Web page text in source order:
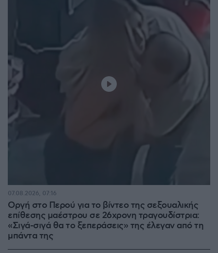
Οργή στο Περού για το βίντεο της σεξουαλικής
επίθεσης μαέστρου σε 26χρονη τραγουδίστρια:
«Σιγά-σιγά θα το ξεπεράσεις» της έλεγαν από τη
μπάντα της
07.08.2026, 07:16